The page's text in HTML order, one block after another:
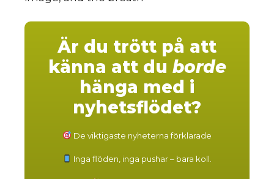
Är du trött på att
känna att du borde
hänga med i
nyhetsflödet?
De viktigaste nyheterna förklarade
Inga flöden, inga pushar – bara koll.